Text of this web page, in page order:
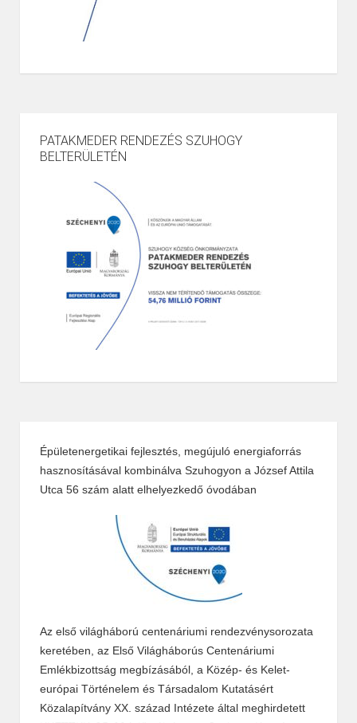
PATAKMEDER RENDEZÉS SZUHOGY
BELTERÜLETÉN
Épületenergetikai fejlesztés, megújuló energiaforrás
hasznosításával kombinálva Szuhogyon a József Attila
Utca 56 szám alatt elhelyezkedő óvodában
Az első világháború centenáriumi rendezvénysorozata
keretében, az Első Világháborús Centenáriumi
Emlékbizottság megbízásából, a Közép- és Kelet-
európai Történelem és Társadalom Kutatásért
Közalapítvány XX. század Intézete által meghirdetett